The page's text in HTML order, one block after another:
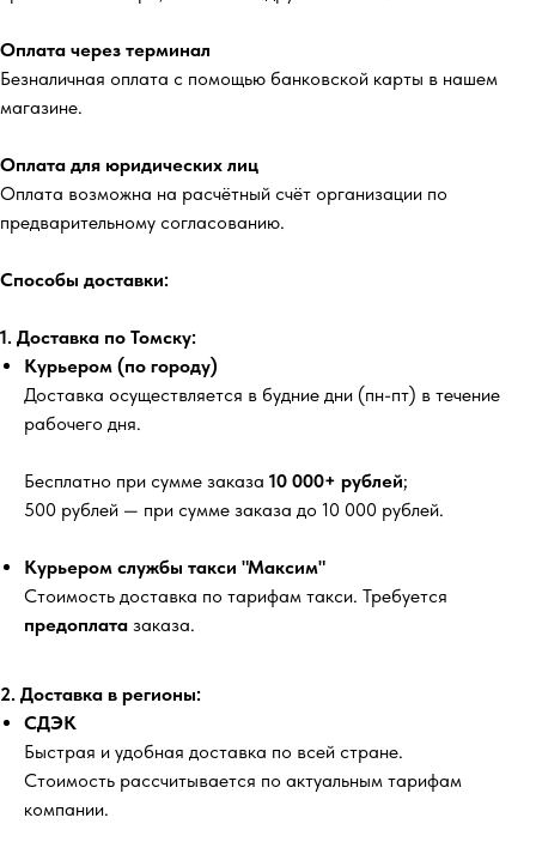
Оплата через терминал
Безналичная оплата с помощью банковской карты в нашем
магазине.
Оплата для юридических лиц
Оплата возможна на расчётный счёт организации по
предварительному согласованию.
Способы доставки:
1. Доставка по Томску:
Курьером (по городу)
Доставка осуществляется в будние дни (пн-пт) в течение
рабочего дня.
Бесплатно при сумме заказа 10 000+ рублей;
500 рублей — при сумме заказа до 10 000 рублей.
Курьером службы такси "Максим"
Стоимость доставка по тарифам такси. Требуется
предоплата заказа.
2. Доставка в регионы:
СДЭК
Быстрая и удобная доставка по всей стране.
Стоимость рассчитывается по актуальным тарифам
компании.